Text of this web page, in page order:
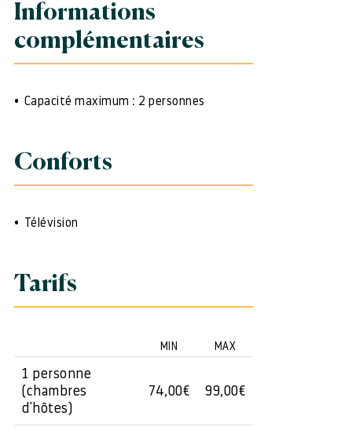
Informations
complémentaires
Capacité maximum : 2 personnes
Conforts
Télévision
Tarifs
MIN MAX
1 personne
(chambres
d'hôtes)
74,00€ 99,00€